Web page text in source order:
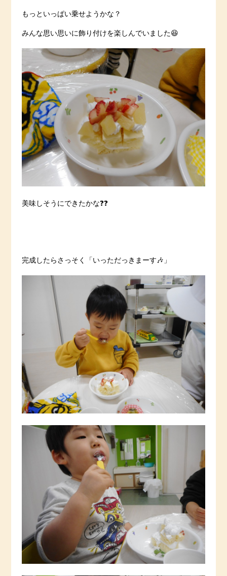
もっといっぱい乗せようかな？
みんな思い思いに飾り付けを楽しんでいました😆
美味しそうにできたかな❓❓
完成したらさっそく「いっただっきまーす🎶」